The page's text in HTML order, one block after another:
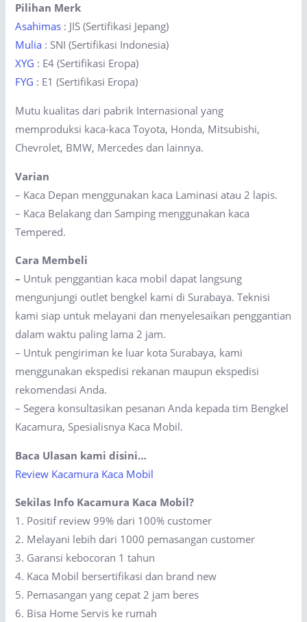
Pilihan Merk
Asahimas : JIS (Sertifikasi Jepang)
Mulia : SNI (Sertifikasi Indonesia)
XYG : E4 (Sertifikasi Eropa)
FYG : E1 (Sertifikasi Eropa)
Mutu kualitas dari pabrik Internasional yang
memproduksi kaca-kaca Toyota, Honda, Mitsubishi,
Chevrolet, BMW, Mercedes dan lainnya.
Varian
– Kaca Depan menggunakan kaca Laminasi atau 2 lapis.
– Kaca Belakang dan Samping menggunakan kaca
Tempered.
Cara Membeli
– Untuk penggantian kaca mobil dapat langsung
mengunjungi outlet bengkel kami di Surabaya. Teknisi
kami siap untuk melayani dan menyelesaikan penggantian
dalam waktu paling lama 2 jam.
– Untuk pengiriman ke luar kota Surabaya, kami
menggunakan ekspedisi rekanan maupun ekspedisi
rekomendasi Anda.
– Segera konsultasikan pesanan Anda kepada tim Bengkel
Kacamura, Spesialisnya Kaca Mobil.
Baca Ulasan kami disini…
Review Kacamura Kaca Mobil
Sekilas Info Kacamura Kaca Mobil?
1. Positif review 99% dari 100% customer
2. Melayani lebih dari 1000 pemasangan customer
3. Garansi kebocoran 1 tahun
4. Kaca Mobil bersertifikasi dan brand new
5. Pemasangan yang cepat 2 jam beres
6. Bisa Home Servis ke rumah